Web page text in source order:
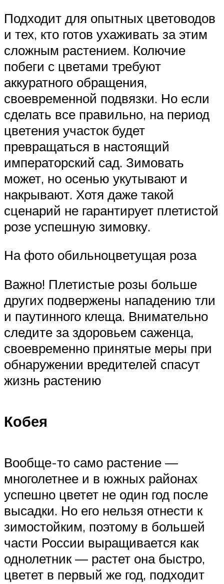
Подходит для опытных цветоводов
и тех, кто готов ухаживать за этим
сложным растением. Колючие
побеги с цветами требуют
аккуратного обращения,
своевременной подвязки. Но если
сделать все правильно, на период
цветения участок будет
превращаться в настоящий
императорский сад. Зимовать
может, но осенью укутывают и
накрывают. Хотя даже такой
сценарий не гарантирует плетистой
розе успешную зимовку.
На фото обильноцветущая роза
Важно! Плетистые розы больше
других подвержены нападению тли
и паутинного клеща. Внимательно
следите за здоровьем саженца,
своевременно принятые меры при
обнаружении вредителей спасут
жизнь растению
Кобея
Вообще-то само растение —
многолетнее и в южных районах
успешно цветет не один год после
высадки. Но его нельзя отнести к
зимостойким, поэтому в большей
части России выращивается как
однолетник — растет она быстро,
цветет в первый же год, подходит